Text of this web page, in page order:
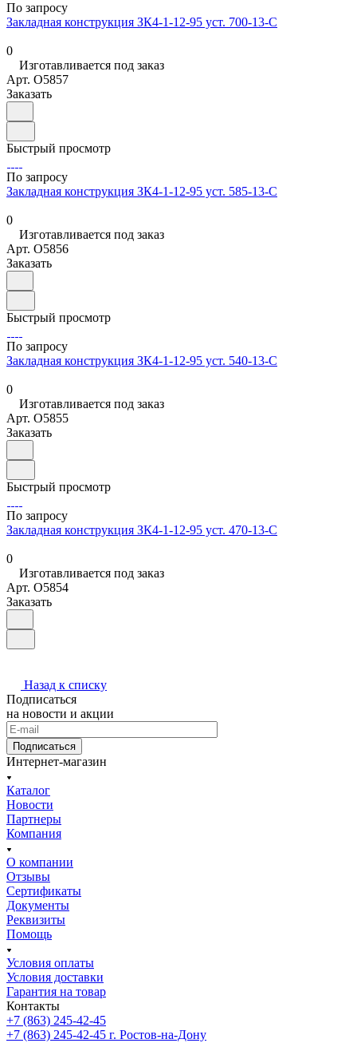
По запросу
Закладная конструкция ЗК4-1-12-95 уст. 700-13-С
0
Изготавливается под заказ
Арт. O5857
Заказать
Быстрый просмотр
По запросу
Закладная конструкция ЗК4-1-12-95 уст. 585-13-С
0
Изготавливается под заказ
Арт. O5856
Заказать
Быстрый просмотр
По запросу
Закладная конструкция ЗК4-1-12-95 уст. 540-13-С
0
Изготавливается под заказ
Арт. O5855
Заказать
Быстрый просмотр
По запросу
Закладная конструкция ЗК4-1-12-95 уст. 470-13-С
0
Изготавливается под заказ
Арт. O5854
Заказать
Назад к списку
Подписаться
на новости и акции
Подписаться
Интернет-магазин
Каталог
Новости
Партнеры
Компания
О компании
Отзывы
Сертификаты
Документы
Реквизиты
Помощь
Условия оплаты
Условия доставки
Гарантия на товар
Контакты
+7 (863) 245-42-45
+7 (863) 245-42-45 г. Ростов-на-Дону